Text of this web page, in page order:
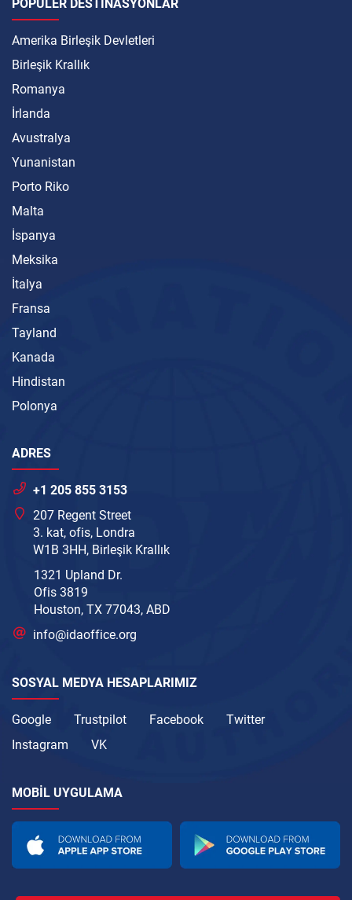
POPÜLER DESTINASYONLAR
Amerika Birleşik Devletleri
Birleşik Krallık
Romanya
İrlanda
Avustralya
Yunanistan
Porto Riko
Malta
İspanya
Meksika
İtalya
Fransa
Tayland
Kanada
Hindistan
Polonya
ADRES
+1 205 855 3153
207 Regent Street
3. kat, ofis, Londra
W1B 3HH, Birleşik Krallık
1321 Upland Dr.
Ofis 3819
Houston, TX 77043, ABD
info@idaoffice.org
SOSYAL MEDYA HESAPLARIMIZ
Google Trustpilot Facebook
Twitter
Instagram
VK
MOBIL UYGULAMA